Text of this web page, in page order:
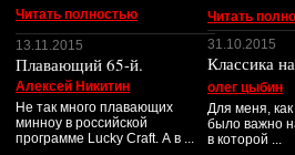
Читать полностью
13.11.2015
Плавающий 65-й.
Алексей Никитин
Не так много плавающих
минноу в российской
программе Lucky Craft. А в ...
Читать
31.10.2015
Классика
олег цыбин
Для меня,
было важно
в которой ...